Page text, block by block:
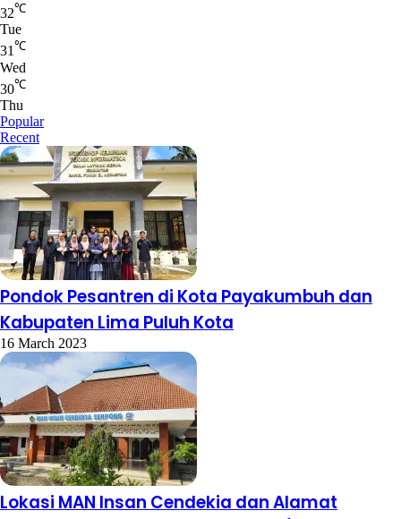
32℃
Tue
31℃
Wed
30℃
Thu
Popular
Recent
Pondok Pesantren di Kota Payakumbuh dan
Kabupaten Lima Puluh Kota
16 March 2023
Lokasi MAN Insan Cendekia dan Alamat